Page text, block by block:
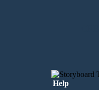
Help